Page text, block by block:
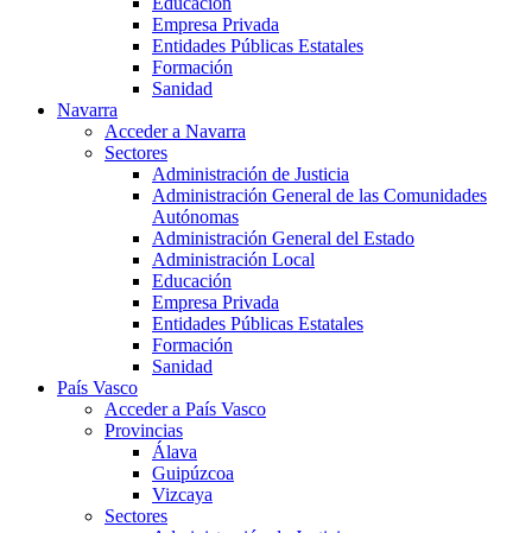
Empresa Privada
Entidades Públicas Estatales
Formación
Sanidad
Navarra
Acceder a Navarra
Sectores
Administración de Justicia
Administración General de las Comunidades
Autónomas
Administración General del Estado
Administración Local
Educación
Empresa Privada
Entidades Públicas Estatales
Formación
Sanidad
País Vasco
Acceder a País Vasco
Provincias
Álava
Guipúzcoa
Vizcaya
Sectores